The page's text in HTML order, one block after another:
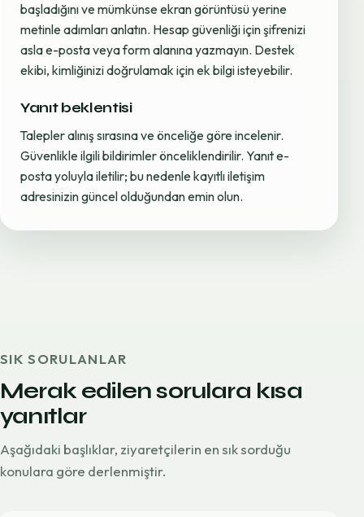
başladığını ve mümkünse ekran görüntüsü yerine
metinle adımları anlatın. Hesap güvenliği için şifrenizi
asla e-posta veya form alanına yazmayın. Destek
ekibi, kimliğinizi doğrulamak için ek bilgi isteyebilir.
Yanıt beklentisi
Talepler alınış sırasına ve önceliğe göre incelenir.
Güvenlikle ilgili bildirimler önceliklendirilir. Yanıt e-
posta yoluyla iletilir; bu nedenle kayıtlı iletişim
adresinizin güncel olduğundan emin olun.
SIK SORULANLAR
Merak edilen sorulara kısa
yanıtlar
Aşağıdaki başlıklar, ziyaretçilerin en sık sorduğu
konulara göre derlenmiştir.